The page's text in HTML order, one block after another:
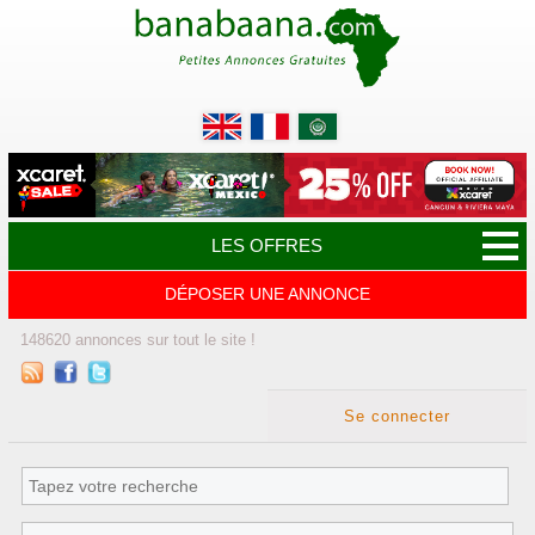
LES OFFRES
DÉPOSER UNE ANNONCE
148620 annonces sur tout le site !
Se connecter